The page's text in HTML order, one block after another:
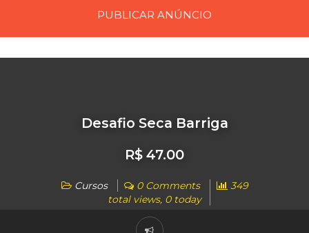
PUBLICAR ANÚNCIO
Desafio Seca Barriga
R$ 47.00
Cursos 0 Comments
349
total views, 0 today